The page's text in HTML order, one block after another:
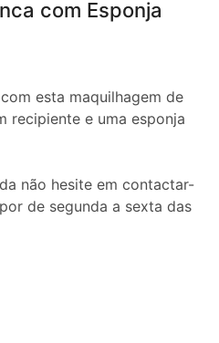
com Esponja
esta maquilhagem de
recipiente e uma esponja
não hesite em contactar-
de segunda a sexta das